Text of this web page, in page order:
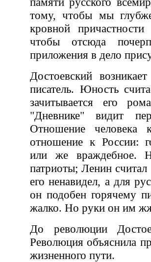
тому, чтобы мы
кровной
чтобы отсюда
приложения в дело
Достоевский
писатель. Юность
зачитывается его
"Дневнике" видит
Отношение человека
отношение к России:
или же враждебное.
патриоты; Ленин
его ненавидел, а для
он подобен горячему
жалко. Но руки он им
До революции
Революция объяснила
жизненного пути.